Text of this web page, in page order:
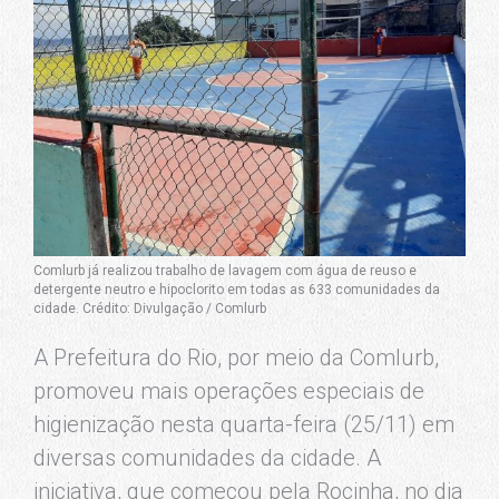
Comlurb já realizou trabalho de lavagem com água de reuso e
detergente neutro e hipoclorito em todas as 633 comunidades da
cidade. Crédito: Divulgação / Comlurb
A Prefeitura do Rio, por meio da Comlurb,
promoveu mais operações especiais de
higienização nesta quarta-feira (25/11) em
diversas comunidades da cidade. A
iniciativa, que começou pela Rocinha, no dia